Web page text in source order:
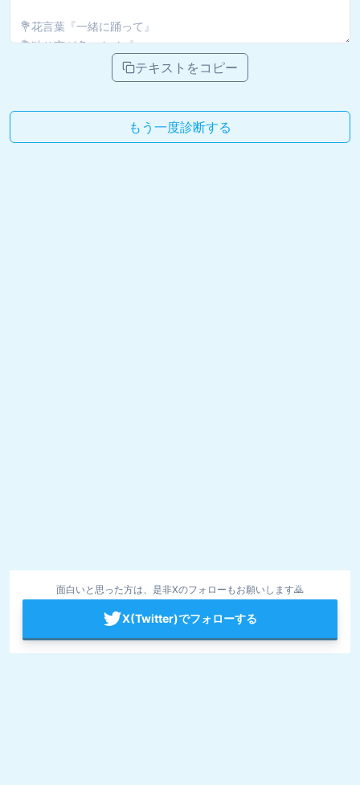
テキストをコピー
もう一度診断する
面白いと思った方は、是非Xのフォローもお願いします🙇
X(Twitter)でフォローする